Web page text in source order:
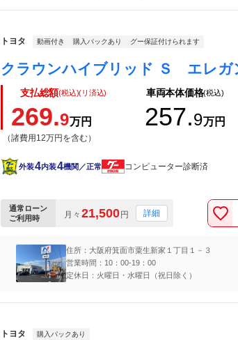
トヨタ 動画付き 購入パックあり グー保証付けられます
支払総額(税込)(リ済込)
269.9万円
（諸費用12万円を含む）
車両本体価格(税込)
257.9万円
外装4内装4機関／正常 コンピューター診断済
通常ローン
ご利用時
月々 21,500円 詳細
住所：大阪府箕面市粟生新家１丁目１－３
営業時間：10：00-19：00
定休日：火曜日・水曜日（祝日除く）
トヨタ 購入パックあり